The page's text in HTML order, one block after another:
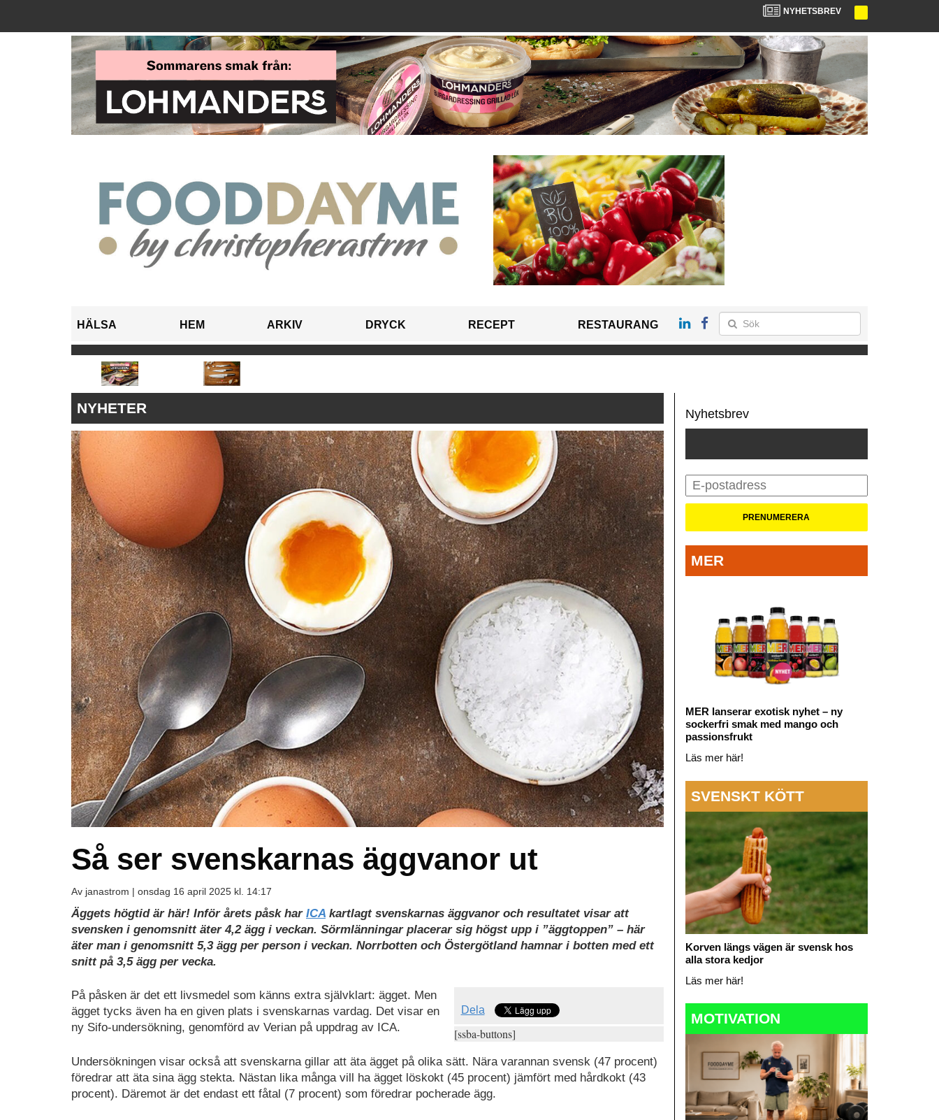
NYHETSBREV
HÄLSA HEM ARKIV DRYCK RECEPT RESTAURANG
NYHETER
Så ser svenskarnas äggvanor ut
Av janastrom | onsdag 16 april 2025 kl. 14:17
Äggets högtid är här! Inför årets påsk har ICA kartlagt svenskarnas äggvanor och resultatet visar att
svensken i genomsnitt äter 4,2 ägg i veckan. Sörmlänningar placerar sig högst upp i ”äggtoppen” – här
äter man i genomsnitt 5,3 ägg per person i veckan. Norrbotten och Östergötland hamnar i botten med ett
snitt på 3,5 ägg per vecka.
Dela
[ssba-buttons]
På påsken är det ett livsmedel som känns extra självklart: ägget. Men
ägget tycks även ha en given plats i svenskarnas vardag. Det visar en
ny Sifo-undersökning, genomförd av Verian på uppdrag av ICA.
Undersökningen visar också att svenskarna gillar att äta ägget på olika sätt. Nära varannan svensk (47 procent)
föredrar att äta sina ägg stekta. Nästan lika många vill ha ägget löskokt (45 procent) jämfört med hårdkokt (43
procent). Däremot är det endast ett fåtal (7 procent) som föredrar pocherade ägg.
Nyhetsbrev
MER
MER lanserar exotisk nyhet – ny
sockerfri smak med mango och
passionsfrukt
Läs mer här!
SVENSKT KÖTT
Korven längs vägen är svensk hos
alla stora kedjor
Läs mer här!
MOTIVATION